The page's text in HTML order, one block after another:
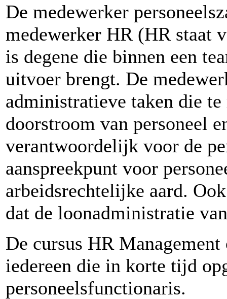
De medewerker
medewerker HR (HR staat
is degene die binnen een
uitvoer brengt. De
administratieve taken die
doorstroom van personeel
verantwoordelijk voor de
aanspreekpunt voor
arbeidsrechtelijke aard.
dat de loonadministratie
De cursus HR
iedereen die in korte tijd
personeelsfunctionaris.